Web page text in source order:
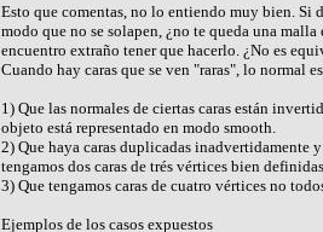
Esto que comentas, no lo entiendo muy bien.
modo que no se solapen, ¿no te queda una
encuentro extraño tener que hacerlo. ¿No es
Cuando hay caras que se ven "raras", lo normal
1) Que las normales de ciertas caras están
objeto está representado en modo smooth.
2) Que haya caras duplicadas inadvertidamente
tengamos dos caras de trés vértices bien
3) Que tengamos caras de cuatro vértices no
Ejemplos de los casos expuestos